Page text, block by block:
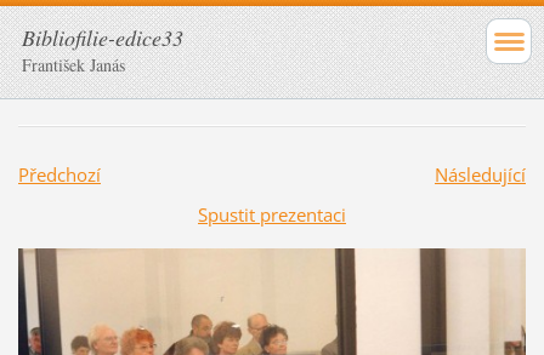
Bibliofilie-edice33
František Janás
Předchozí
Následující
Spustit prezentaci